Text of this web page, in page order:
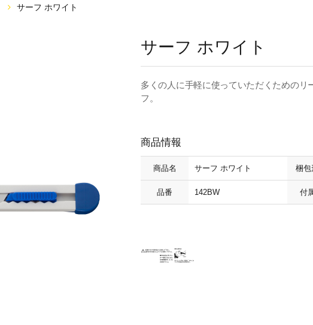
サーフ ホワイト
サーフ ホワイト
多くの人に手軽に使っていただくためのリ
フ。
商品情報
商品名 サーフ ホワイト
品番 142BW
梱包
付